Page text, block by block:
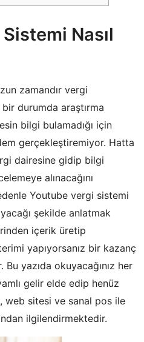
Nasıl
zamandır vergi
bir durumda araştırma
bilgi bulamadığı için
gerçekleştiremiyor. Hatta
dairesine gidip bilgi
alınacağını
Youtube vergi sistemi
şekilde anlatmak
içerik üretip
yapıyorsanız bir kazanç
yazıda okuyacağınız her
gelir elde edip henüz
web sitesi ve sanal pos ile
ilgilendirmektedir.